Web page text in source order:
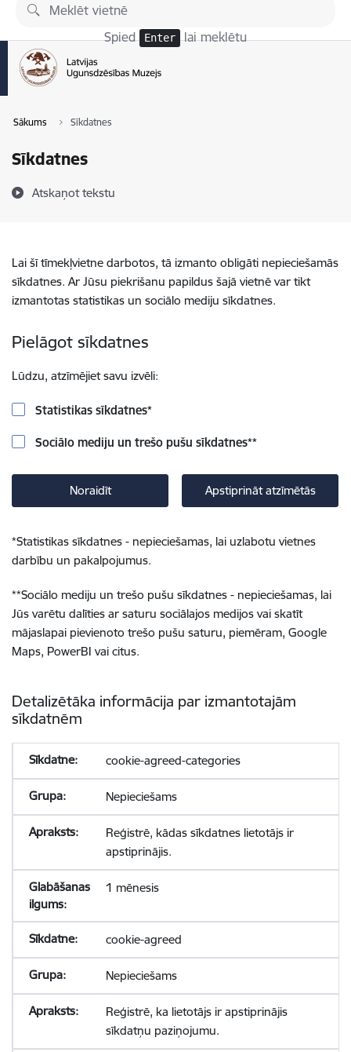
Pāriet uz lapas saturu
Spied Enter lai meklētu
Sākums Sīkdatnes
Sīkdatnes
Atskaņot tekstu
Lai šī tīmekļvietne darbotos, tā izmanto obligāti nepieciešamās
sīkdatnes. Ar Jūsu piekrišanu papildus šajā vietnē var tikt
izmantotas statistikas un sociālo mediju sīkdatnes.
Pielāgot sīkdatnes
Lūdzu, atzīmējiet savu izvēli:
Statistikas sīkdatnes*
Sociālo mediju un trešo pušu sīkdatnes**
Noraidīt Apstiprināt atzīmētās
*Statistikas sīkdatnes - nepieciešamas, lai uzlabotu vietnes
darbību un pakalpojumus.
**Sociālo mediju un trešo pušu sīkdatnes - nepieciešamas, lai
Jūs varētu dalīties ar saturu sociālajos medijos vai skatīt
mājaslapai pievienoto trešo pušu saturu, piemēram, Google
Maps, PowerBI vai citus.
Detalizētāka informācija par izmantotajām
sīkdatnēm
cookie-agreed-categories
Nepieciešams
Reģistrē, kādas sīkdatnes lietotājs ir
apstiprinājis.
1 mēnesis
cookie-agreed
Nepieciešams
Reģistrē, ka lietotājs ir apstiprinājis
sīkdatņu paziņojumu.